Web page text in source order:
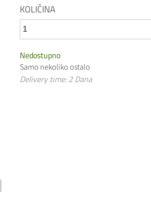
KOLIČINA
Nedostupno
Samo nekoliko ostalo
Delivery time: 2 Dana